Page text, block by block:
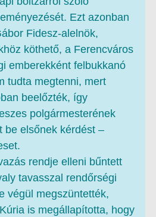
Ezt azonban
Fidesz-alelnök,
köthető, a Ferencváros
emberekként felbukkanó
tudta megtenni, mert
beelőzték, így
polgármesterének
be elsőnek kérdést –
rendje elleni bűntett
tavasszal rendőrségi
végül megszüntették,
is megállapította, hogy